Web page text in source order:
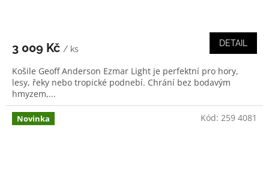
3 009 Kč / ks
DETAIL
Košile Geoff Anderson Ezmar Light je perfektní pro hory,
lesy, řeky nebo tropické podnebí. Chrání bez bodavým
hmyzem,...
Novinka Kód: 259 4081